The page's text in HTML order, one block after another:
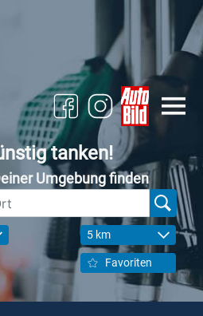
tanken!
Umgebung finden
5 km
Favoriten